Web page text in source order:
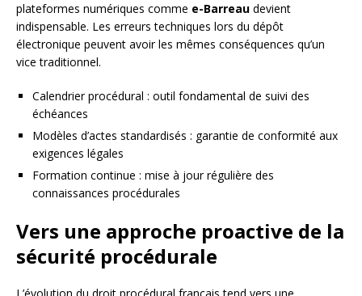
plateformes numériques comme e-Barreau devient
indispensable. Les erreurs techniques lors du dépôt
électronique peuvent avoir les mêmes conséquences qu’un
vice traditionnel.
Calendrier procédural : outil fondamental de suivi des
échéances
Modèles d’actes standardisés : garantie de conformité aux
exigences légales
Formation continue : mise à jour régulière des
connaissances procédurales
Vers une approche proactive de la
sécurité procédurale